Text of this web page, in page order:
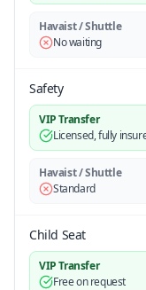
Havaist / Shuttle
No waiting
Safety
VIP Transfer
Licensed, fully
Havaist / Shuttle
Standard
Child Seat
VIP Transfer
Free on request